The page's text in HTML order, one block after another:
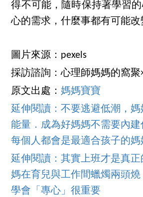
得不可能，隨時保持著學習
心的需求，什麼事都有可能改
圖片來源：pexels
採訪諮詢：心理師媽媽的窩聚
原文出處：媽媽寶寶
延伸閱讀：不要逃避低潮，
能量．成為好媽媽不需要內
每個人都會是最適合孩子的媽
延伸閱讀：其實上班才是真
媽在育兒與工作間蠟燭兩頭燒
學會「專心」很重要